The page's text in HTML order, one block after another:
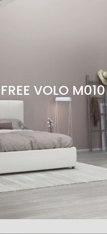
FREE VOLO M010